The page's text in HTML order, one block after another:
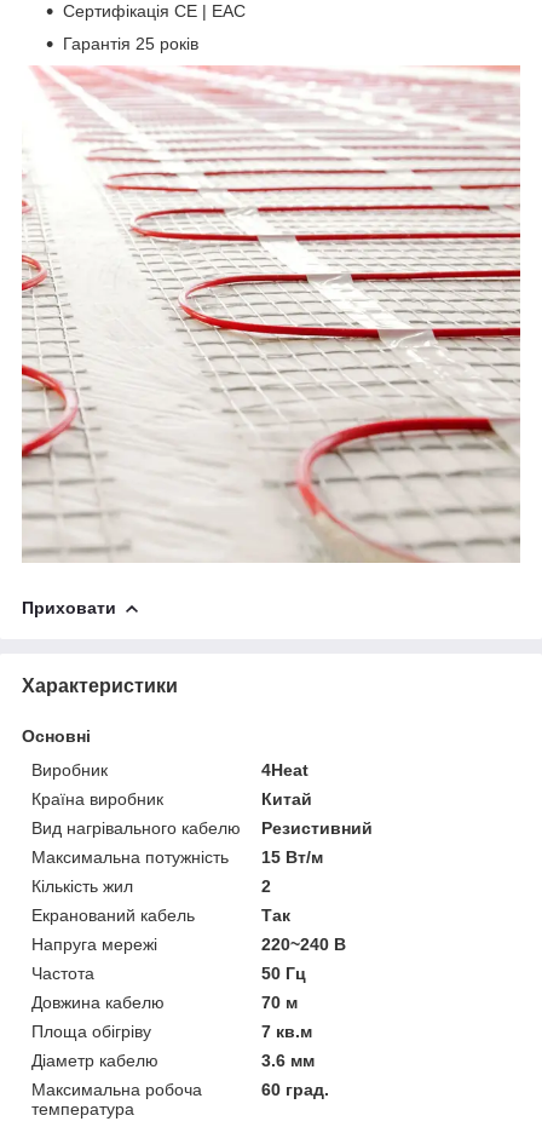
Сертифікація CE | EAC
Гарантія 25 років
Приховати
Характеристики
Основні
Виробник
4Heat
Країна виробник
Китай
Вид нагрівального кабелю
Резистивний
Максимальна потужність
15 Вт/м
Кількість жил
2
Екранований кабель
Так
Напруга мережі
220~240 В
Частота
50 Гц
Довжина кабелю
70 м
Площа обігріву
7 кв.м
Діаметр кабелю
3.6 мм
Максимальна робоча
температура
60 град.